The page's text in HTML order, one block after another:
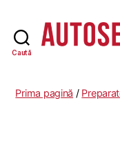
Caută
Prima pagină /